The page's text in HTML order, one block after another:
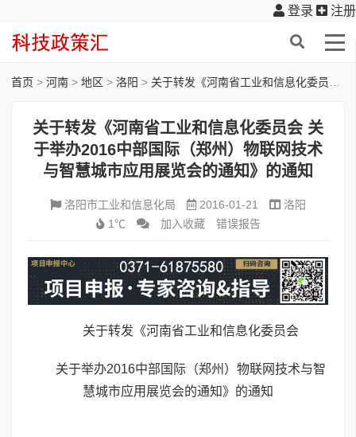
登录 注册
首页 > 河南 > 地区 > 洛阳 > 关于转发《河南省工业和信息化委员会 关于举办2016中部国际（郑州）物联网技术与智慧城市应用展览会的通知》的通知
关于转发《河南省工业和信息化委员会 关
于举办2016中部国际（郑州）物联网技术
与智慧城市应用展览会的通知》的通知
洛阳市工业和信息化局 2016-01-21
洛阳
1℃
加入收藏 错误报告
关于转发《河南省工业和信息化委员会
关于举办2016中部国际（郑州）物联网技术与智
慧城市应用展览会的通知》的通知